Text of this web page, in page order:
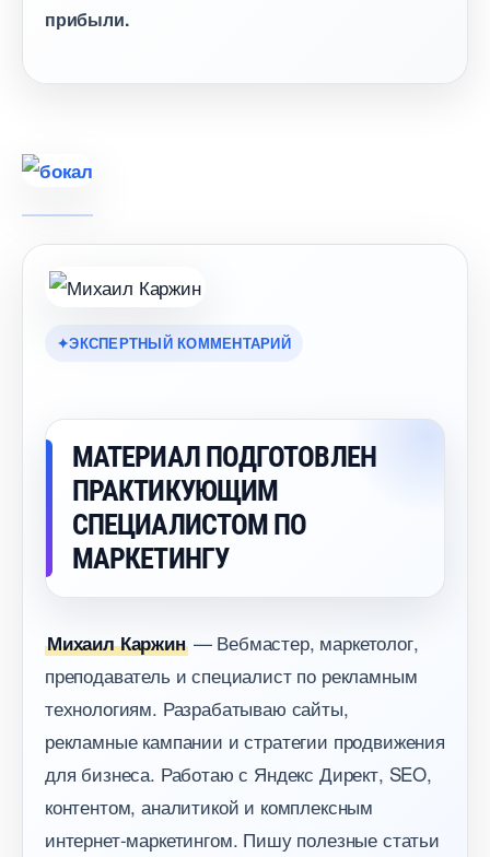
прибыли.
ЭКСПЕРТНЫЙ КОММЕНТАРИЙ
МАТЕРИАЛ ПОДГОТОВЛЕН
ПРАКТИКУЮЩИМ
СПЕЦИАЛИСТОМ ПО
МАРКЕТИНГУ
Михаил Каржин— Вебмастер, маркетолог,
преподаватель и специалист по рекламным
технологиям. Разрабатываю сайты,
рекламные кампании и стратегии продвижения
для бизнеса. Работаю с Яндекс Директ, SEO,
контентом, аналитикой и комплексным
интернет-маркетингом. Пишу полезные статьи